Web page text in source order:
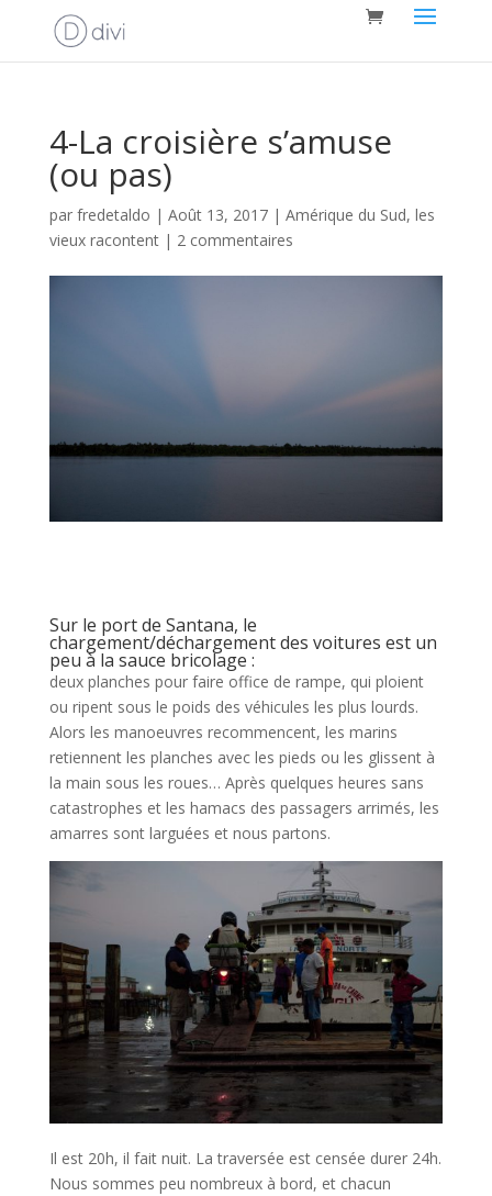
4-La croisière s’amuse
(ou pas)
par fredetaldo | Août 13, 2017| Amérique du Sud, les
vieux racontent| 2 commentaires
Sur le port de Santana, le
chargement/déchargement des voitures est un
peu à la sauce bricolage :
deux planches pour faire office de rampe, qui ploient
ou ripent sous le poids des véhicules les plus lourds.
Alors les manoeuvres recommencent, les marins
retiennent les planches avec les pieds ou les glissent à
la main sous les roues… Après quelques heures sans
catastrophes et les hamacs des passagers arrimés, les
amarres sont larguées et nous partons.
Il est 20h, il fait nuit. La traversée est censée durer 24h.
Nous sommes peu nombreux à bord, et chacun